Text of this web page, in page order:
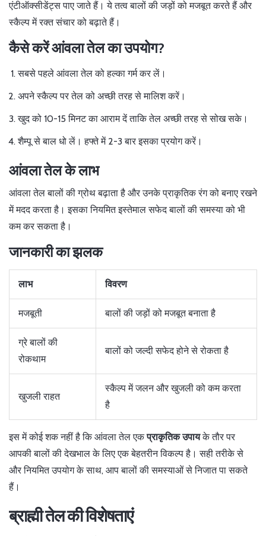
एंटीऑक्सीडेंट्स पाए जाते हैं। ये तत्व बालों की जड़ों को मजबूत करते हैं और
स्कैल्प में रक्त संचार को बढ़ाते हैं।
कैसे करें आंवला तेल का उपयोग?
सबसे पहले आंवला तेल को हल्का गर्म कर लें।
अपने स्कैल्प पर तेल को अच्छी तरह से मालिश करें।
खुद को 10-15 मिनट का आराम दें ताकि तेल अच्छी तरह से सोख सके।
शैम्पू से बाल धो लें। हफ्ते में 2-3 बार इसका प्रयोग करें।
आंवला तेल के लाभ
आंवला तेल बालों की ग्रोथ बढ़ाता है और उनके प्राकृतिक रंग को बनाए रखने
में मदद करता है। इसका नियमित इस्तेमाल सफेद बालों की समस्या को भी
कम कर सकता है।
जानकारी का झलक
लाभ विवरण
मजबूती बालों की जड़ों को मजबूत बनाता है
ग्रे बालों की
रोकथाम
बालों को जल्दी सफेद होने से रोकता है
खुजली राहत
स्कैल्प में जलन और खुजली को कम करता
है
इस में कोई शक नहीं है कि आंवला तेल एकप्राकृतिक उपायके तौर पर
आपकी बालों की देखभाल के लिए एक बेहतरीन विकल्प है। सही तरीके से
और नियमित उपयोग के साथ, आप बालों की समस्याओं से निजात पा सकते
हैं।
ब्राह्मी तेल की विशेषताएं